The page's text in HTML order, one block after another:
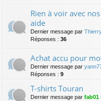
Rien à voir avec
aide
Dernier message par
Réponses : 36
Achat accu pour
Dernier message par
Réponses : 9
T-shirts Touran
Dernier message par fab01